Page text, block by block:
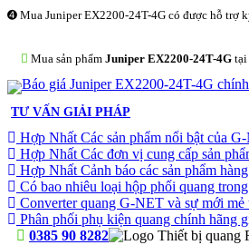
➍ Mua Juniper EX2200-24T-4G có được hỗ trợ
Mua sản phẩm Juniper EX2200-24T-4G tại
TƯ VẤN GIẢI PHÁP
Hợp Nhất Các sản phẩm nổi bật của
Hợp Nhất Các đơn vị cung cấp sản
Hợp Nhất Cảnh báo các sản phẩm
Có bao nhiêu loại hộp phối quang
Converter quang G-NET và sự mới mẻ
Phân phối phụ kiện quang chính hãng
0385 90 8282